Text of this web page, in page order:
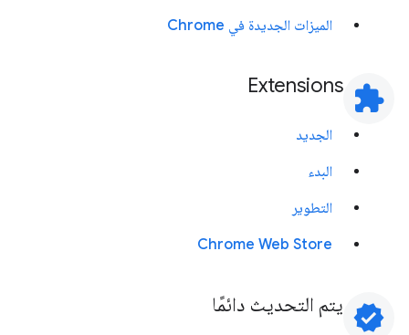
الميزات الجديدة في Chrome
extension
Extensions
الجديد
البدء
التطوير
Chrome Web Store
verified يتم التحديث دائمًا